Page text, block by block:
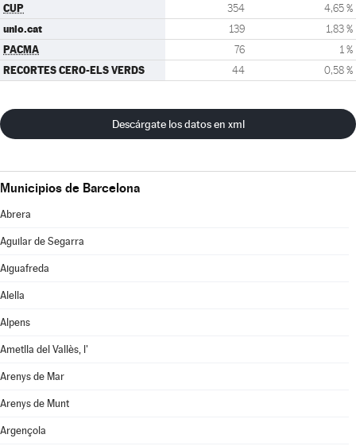
CUP 354 4,65 %
unio.cat 139 1,83 %
PACMA 76 1 %
RECORTES CERO-ELS VERDS 44 0,58 %
Descárgate los datos en xml
Municipios de Barcelona
Abrera
Aguilar de Segarra
Aiguafreda
Alella
Alpens
Ametlla del Vallès, l'
Arenys de Mar
Arenys de Munt
Argençola